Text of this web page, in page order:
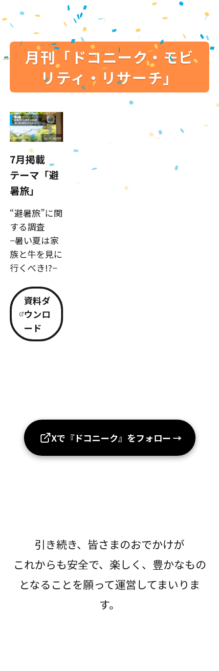
月刊「ドコニーク・モビ
リティ・リサーチ」
7月掲載
テーマ「避
暑旅」
“避暑旅”に関
する調査
−暑い夏は家
族と牛を見に
行くべき!?−
資料ダ
ウンロ
ード
Xで『ドコニーク』をフォロー →
引き続き、皆さまのおでかけが
これからも安全で、楽しく、豊かなもの
となることを願って運営してまいりま
す。